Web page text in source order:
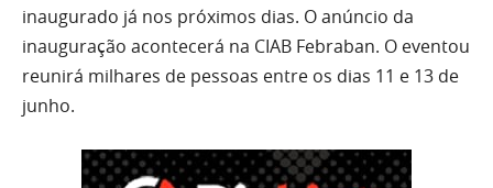
inaugurado já nos próximos dias. O anúncio da
inauguração acontecerá na CIAB Febraban. O eventou
reunirá milhares de pessoas entre os dias 11 e 13 de
junho.